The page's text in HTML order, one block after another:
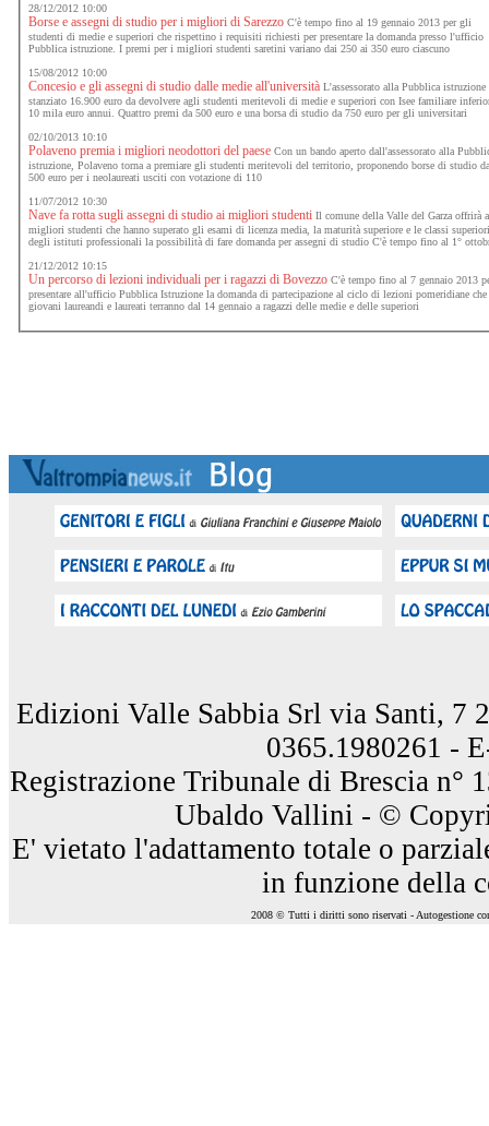
28/12/2012 10:00
Borse e assegni di studio per i migliori di Sarezzo C'è tempo fino al 19 gennaio 2013 per gli
studenti di medie e superiori che rispettino i requisiti richiesti per presentare la domanda presso l'ufficio
Pubblica istruzione. I premi per i migliori studenti saretini variano dai 250 ai 350 euro ciascuno
15/08/2012 10:00
Concesio e gli assegni di studio dalle medie all'università L'assessorato alla Pubblica istruzione
stanziato 16.900 euro da devolvere agli studenti meritevoli di medie e superiori con Isee familiare
10 mila euro annui. Quattro premi da 500 euro e una borsa di studio da 750 euro per gli universitari
02/10/2013 10:10
Polaveno premia i migliori neodottori del paese Con un bando aperto dall'assessorato alla
istruzione, Polaveno torna a premiare gli studenti meritevoli del territorio, proponendo borse di studio
500 euro per i neolaureati usciti con votazione di 110
11/07/2012 10:30
Nave fa rotta sugli assegni di studio ai migliori studenti Il comune della Valle del Garza offrirà
migliori studenti che hanno superato gli esami di licenza media, la maturità superiore e le classi
degli istituti professionali la possibilità di fare domanda per assegni di studio C'è tempo fino al 1°
21/12/2012 10:15
Un percorso di lezioni individuali per i ragazzi di Bovezzo C'è tempo fino al 7 gennaio 2013
presentare all'ufficio Pubblica Istruzione la domanda di partecipazione al ciclo di lezioni pomeridiane che
giovani laureandi e laureati terranno dal 14 gennaio a ragazzi delle medie e delle superiori
Edizioni Valle Sabbia Srl via Santi, 7
0365.1980261 -
Registrazione Tribunale di Brescia n°
Ubaldo Vallini - ©
E' vietato l'adattamento totale o
in funzione della
2008 © Tutti i diritti sono riservati - Autogestione